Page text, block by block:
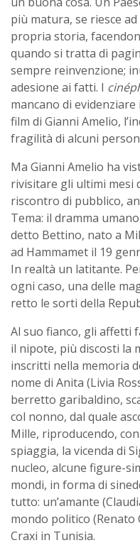
più matura, se riesce
propria storia,
quando si tratta di
sempre reinvenzione;
adesione ai fatti. I
mancano di
film di Gianni Amelio,
fragilità di alcuni
Ma Gianni Amelio ha
rivisitare gli ultimi mesi
riscontro di pubblico,
Tema: il dramma
detto Bettino, nato a
ad Hammamet il 19
In realtà un latitante.
ogni caso, una delle
retto le sorti della
Al suo fianco, gli affetti
il nipote, più discosti la
inscritti nella memoria
nome di Anita (Livia
berretto garibaldino,
col nonno, dal quale
Mille, riproducendo,
spiaggia, la vicenda di
nucleo, alcune figure-
mondi, in forma di
tutto: un’amante
mondo politico (Renato
Craxi in Tunisia.